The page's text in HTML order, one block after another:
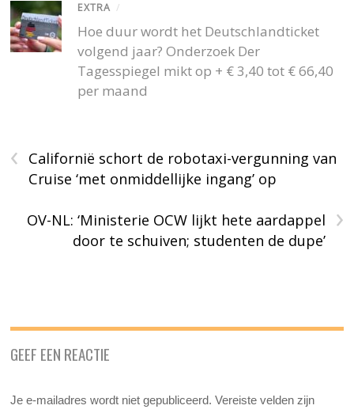
EXTRA /
Hoe duur wordt het Deutschlandticket
volgend jaar? Onderzoek Der
Tagesspiegel mikt op + € 3,40 tot € 66,40
per maand
‹
Californië schort de robotaxi-vergunning van
Cruise ‘met onmiddellijke ingang’ op
›
OV-NL: ‘Ministerie OCW lijkt hete aardappel
door te schuiven; studenten de dupe’
GEEF EEN REACTIE
Je e-mailadres wordt niet gepubliceerd. Vereiste velden zijn